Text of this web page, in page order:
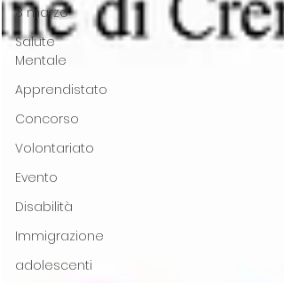
8 marzo
Salute
Mentale
Apprendistato
Concorso
Volontariato
Evento
Disabilità
Immigrazione
adolescenti